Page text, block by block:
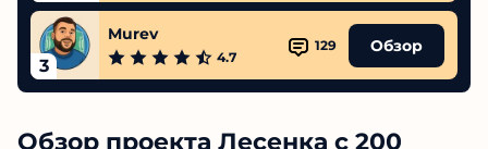
3
Murev
4.7
129 Обзор
Обзор проекта Лесенка с 200